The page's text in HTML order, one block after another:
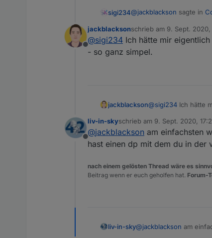
sigi234@jackblackson sagte in
@sigi234Oder gibt es
Hintergrundfarbe?
Html Tabelle, da ist
Offline
jackblacksonschrieb am 9. Sept. 2020,
zuletzt editiert von
@sigi234 Ich hätte mir
- so ganz simpel.
jackblackson@sigi234 Ich hätte
Offline
liv-in-skyschrieb am 9. Sept. 2020,
zuletzt editiert von
@jackblackson am einfachsten
hast einen dp mit dem du in der
nach einem gelösten Thread wäre es
Beitrag wenn er euch geholfen hat. Forum-
liv-in-sky@jackblackson am